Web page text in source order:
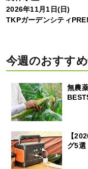
2026年11月1日(日)
TKPガーデンシティ
今週のおすす
無農
【
グ5